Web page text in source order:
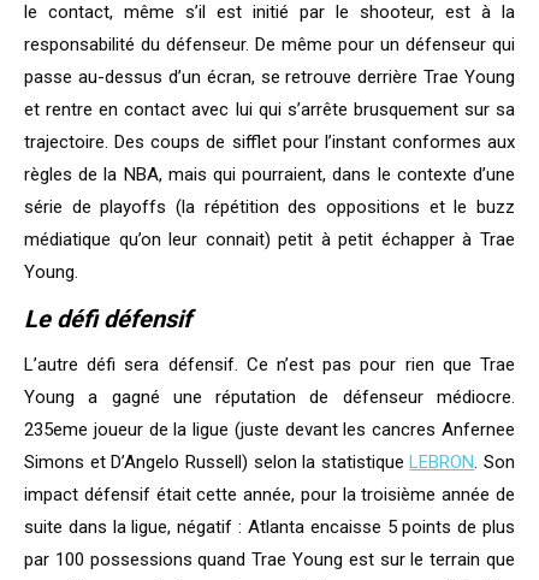
le contact, même s’il est initié par le shooteur, est à la
responsabilité du défenseur. De même pour un défenseur qui
passe au-dessus d’un écran, se retrouve derrière Trae Young
et rentre en contact avec lui qui s’arrête brusquement sur sa
trajectoire. Des coups de sifflet pour l’instant conformes aux
règles de la NBA, mais qui pourraient, dans le contexte d’une
série de playoffs (la répétition des oppositions et le buzz
médiatique qu’on leur connait) petit à petit échapper à Trae
Young.
Le défi défensif
L’autre défi sera défensif. Ce n’est pas pour rien que Trae
Young a gagné une réputation de défenseur médiocre.
235eme joueur de la ligue (juste devant les cancres Anfernee
Simons et D’Angelo Russell) selon la statistiqueLEBRON. Son
impact défensif était cette année, pour la troisième année de
suite dans la ligue, négatif : Atlanta encaisse 5 points de plus
par 100 possessions quand Trae Young est sur le terrain que